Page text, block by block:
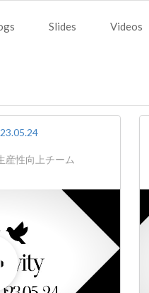
Slides Videos
産性向上チーム